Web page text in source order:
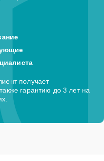
получает
гарантию до 3 лет на